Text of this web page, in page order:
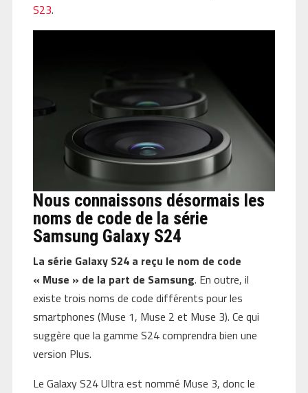
S23.
Nous connaissons désormais les
noms de code de la série
Samsung Galaxy S24
La série Galaxy S24 a reçu le nom de code
« Muse » de la part de Samsung. En outre, il
existe trois noms de code différents pour les
smartphones (Muse 1, Muse 2 et Muse 3). Ce qui
suggère que la gamme S24 comprendra bien une
version Plus.
Le Galaxy S24 Ultra est nommé Muse 3, donc le